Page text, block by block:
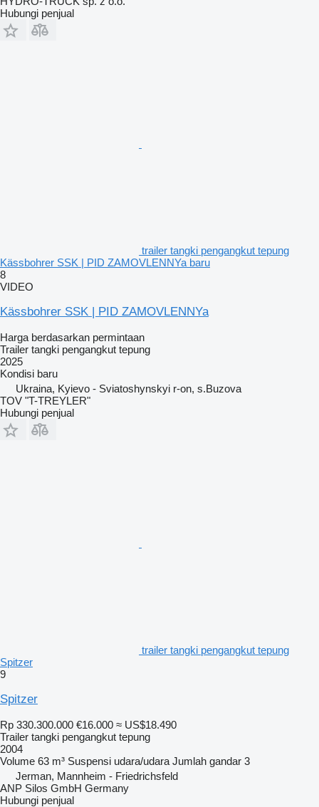
Hubungi penjual
trailer tangki pengangkut tepung
Kässbohrer SSK | PID ZAMOVLENNYa baru
8
VIDEO
Kässbohrer SSK | PID ZAMOVLENNYa
Harga berdasarkan permintaan
Trailer tangki pengangkut tepung
2025
Kondisi baru
Ukraina, Kyievo - Sviatoshynskyi r-on, s.Buzova
TOV "T-TREYLER"
Hubungi penjual
trailer tangki pengangkut tepung
Spitzer
9
Spitzer
Rp 330.300.000 €16.000 ≈ US$18.490
Trailer tangki pengangkut tepung
2004
Volume 63 m³ Suspensi udara/udara Jumlah gandar 3
Jerman, Mannheim - Friedrichsfeld
ANP Silos GmbH Germany
Hubungi penjual